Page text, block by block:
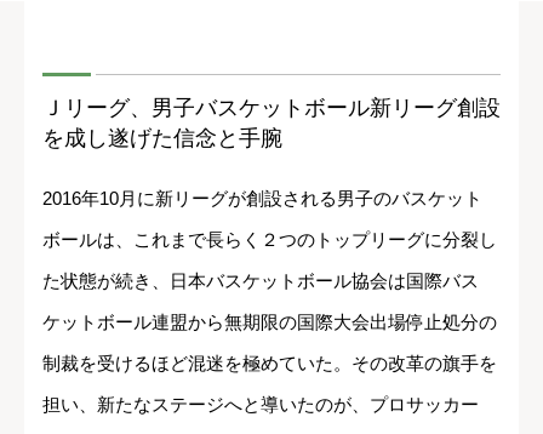
Ｊリーグ、男子バスケットボール新リーグ創設
を成し遂げた信念と手腕
2016年10月に新リーグが創設される男子のバスケット
ボールは、これまで長らく２つのトップリーグに分裂し
た状態が続き、日本バスケットボール協会は国際バス
ケットボール連盟から無期限の国際大会出場停止処分の
制裁を受けるほど混迷を極めていた。その改革の旗手を
担い、新たなステージへと導いたのが、プロサッカー